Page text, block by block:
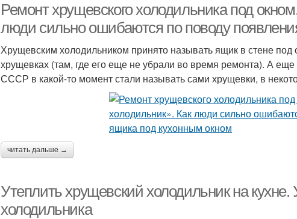
Ремонт хрущевского холодильника под
люди сильно ошибаются по поводу
Хрущевским холодильником принято называть ящик в стене под
хрущевках (там, где его еще не убрали во время ремонта). А еще
СССР в какой-то момент стали называть сами хрущевки, в
читать дальше →
Утеплить хрущевский холодильник на
холодильника